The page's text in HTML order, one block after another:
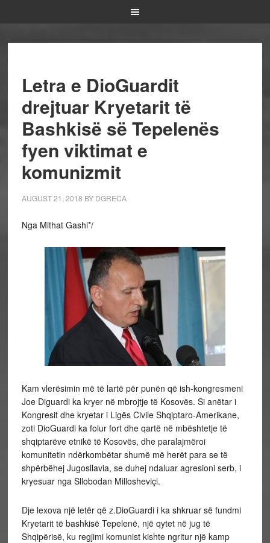
Letra e DioGuardit
drejtuar Kryetarit të
Bashkisë së Tepelenës
fyen viktimat e
komunizmit
AUGUST 21, 2018 BY DGRECA
Nga Mithat Gashi*/
Kam vlerësimin më të lartë për punën që ish-kongresmeni
Joe Diguardi ka kryer në mbrojtje të Kosovës. Si anëtar i
Kongresit dhe kryetar i Ligës Civile Shqiptaro-Amerikane,
zoti DioGuardi ka folur fort dhe qartë në mbështetje të
shqiptarëve etnikë të Kosovës, dhe paralajmëroi
komunitetin ndërkombëtar shumë më herët para se të
shpërbëhej Jugosllavia, se duhej ndaluar agresioni serb, i
kryesuar nga Sllobodan Millosheviçi.
Dje lexova një letër që z.DioGuardi i ka shkruar së fundmi
Kryetarit të bashkisë Tepelenë, një qytet në jug të
Shqipërisë, ku regjimi komunist kishte ngritur një kamp